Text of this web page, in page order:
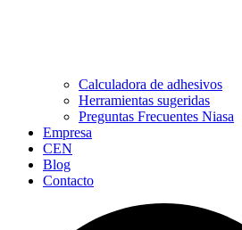
Calculadora de adhesivos
Herramientas sugeridas
Preguntas Frecuentes Niasa
Empresa
CEN
Blog
Contacto